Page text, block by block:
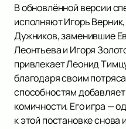
В обновлённой версии
исполняют Игорь
Дужников, заменившие
Леонтьева и Игоря
привлекает Леонид
благодаря своим
способностям
комичности. Его игра —
к этой постановке снова